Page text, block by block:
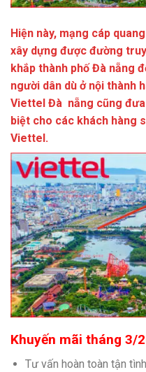
Hiện này, mạng cáp quang
xây dựng được đường
khắp thành phố Đà nẵng
người dân dù ở nội thành
Viettel Đà nẵng cũng
biệt cho các khách hàng
Viettel.
Khuyến mãi tháng 3/
Tư vấn hoàn toàn tận